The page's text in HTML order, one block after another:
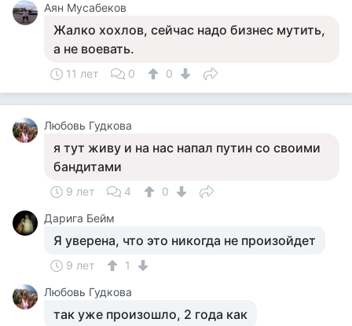
Аян Мусабеков
Жалко хохлов, сейчас надо бизнес мутить,
а не воевать.
11 лет 0 0
Любовь Гудкова
я тут живу и на нас напал путин со своими
бандитами
9 лет 4
0
Дарига Бейм
Я уверена, что это никогда не произойдет
9 лет
1
Любовь Гудкова
так уже произошло, 2 года как